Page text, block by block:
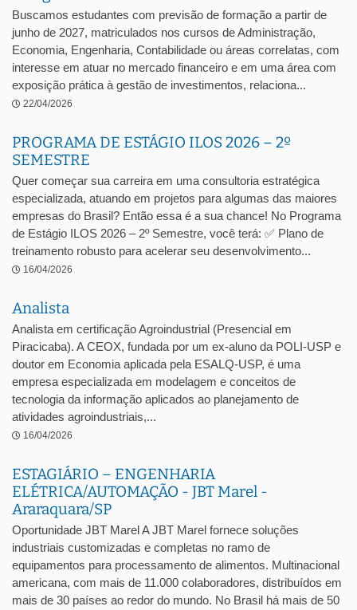
Buscamos estudantes com previsão de formação a partir de
junho de 2027, matriculados nos cursos de Administração,
Economia, Engenharia, Contabilidade ou áreas correlatas, com
interesse em atuar no mercado financeiro e em uma área com
exposição prática à gestão de investimentos, relaciona...
22/04/2026
PROGRAMA DE ESTÁGIO ILOS 2026 – 2º
SEMESTRE
Quer começar sua carreira em uma consultoria estratégica
especializada, atuando em projetos para algumas das maiores
empresas do Brasil? Então essa é a sua chance! No Programa
de Estágio ILOS 2026 – 2º Semestre, você terá: ✅ Plano de
treinamento robusto para acelerar seu desenvolvimento...
16/04/2026
Analista
Analista em certificação Agroindustrial (Presencial em
Piracicaba). A CEOX, fundada por um ex-aluno da POLI-USP e
doutor em Economia aplicada pela ESALQ-USP, é uma
empresa especializada em modelagem e conceitos de
tecnologia da informação aplicados ao planejamento de
atividades agroindustriais,...
16/04/2026
ESTAGIÁRIO – ENGENHARIA
ELÉTRICA/AUTOMAÇÃO - JBT Marel -
Araraquara/SP
Oportunidade JBT Marel A JBT Marel fornece soluções
industriais customizadas e completas no ramo de
equipamentos para processamento de alimentos. Multinacional
americana, com mais de 11.000 colaboradores, distribuídos em
mais de 30 países ao redor do mundo. No Brasil há mais de 50